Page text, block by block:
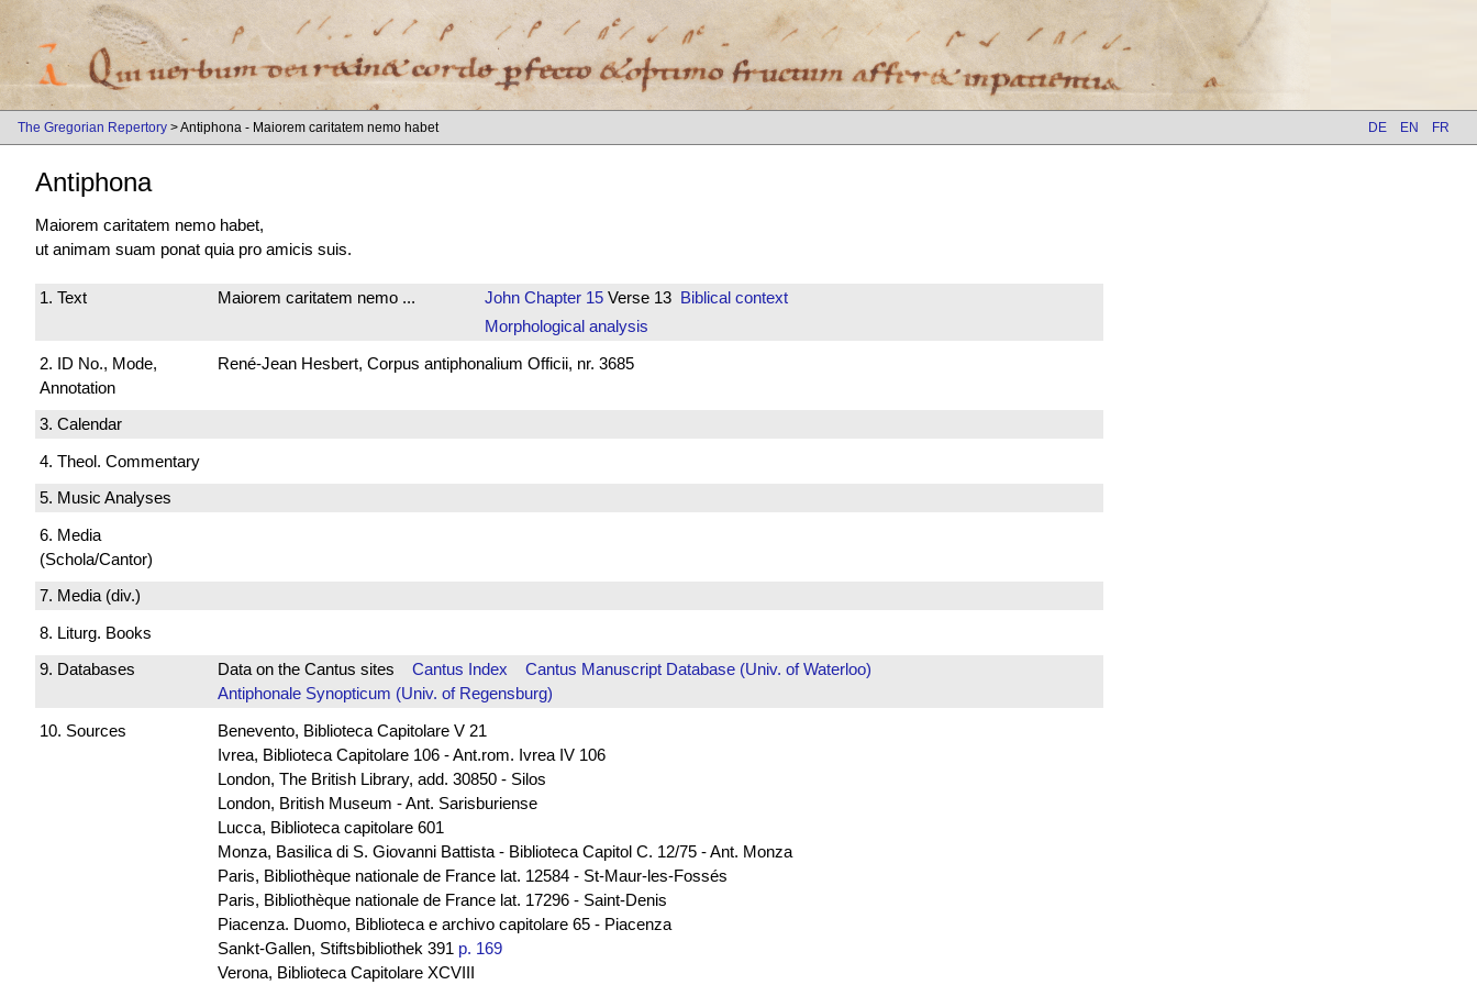
The Gregorian Repertory > Antiphona - Maiorem caritatem nemo habet DE EN FR
Antiphona
Maiorem caritatem nemo habet,
ut animam suam ponat quia pro amicis suis.
1. Text Maiorem caritatem nemo ... JohnChapter 15Verse 13 Biblical context
Morphological analysis
2. ID No., Mode,
Annotation
René-Jean Hesbert, Corpus antiphonalium Officii, nr. 3685
3. Calendar
4. Theol. Commentary
5. Music Analyses
6. Media
(Schola/Cantor)
7. Media (div.)
8. Liturg. Books
9. Databases
Data on the Cantus sites Cantus Index
Cantus Manuscript Database (Univ. of Waterloo)
Antiphonale Synopticum (Univ. of Regensburg)
10. Sources
Benevento, Biblioteca Capitolare V 21
Ivrea, Biblioteca Capitolare 106 - Ant.rom. Ivrea IV 106
London, The British Library, add. 30850 - Silos
London, British Museum - Ant. Sarisburiense
Lucca, Biblioteca capitolare 601
Monza, Basilica di S. Giovanni Battista - Biblioteca Capitol C. 12/75 - Ant. Monza
Paris, Bibliothèque nationale de France lat. 12584 - St-Maur-les-Fossés
Paris, Bibliothèque nationale de France lat. 17296 - Saint-Denis
Piacenza. Duomo, Biblioteca e archivo capitolare 65 - Piacenza
Sankt-Gallen, Stiftsbibliothek 391 p. 169
Verona, Biblioteca Capitolare XCVIII